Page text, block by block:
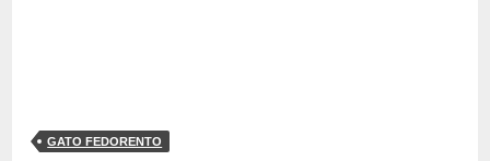
GATO FEDORENTO